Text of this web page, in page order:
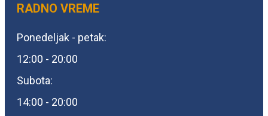
RADNO VREME
Ponedeljak - petak:
12:00 - 20:00
Subota:
14:00 - 20:00